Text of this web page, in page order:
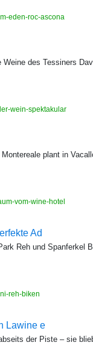
eden-roc-ascona
des Tessiners
wein-spektakular
plant in
vom-wine-hotel
Ad
Reh und Spanferkel
reh-biken
Lawine e
der Piste – sie